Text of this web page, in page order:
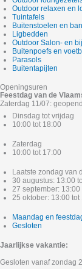
Outdoor relaxen en
Tuintafels
Buitenstoelen en
Ligbedden
Outdoor Salon- en
Buitenpoefs en
Parasols
Buitentapijten
Openingsuren
Feestdag van de
Zaterdag 11/07:
Dinsdag tot vrijdag
10:00 tot 18:00
Zaterdag
10:00 tot 17:00
Laatste zondag van
30 augustus: 13:00
27 september: 13:00
25 oktober: 13:00 tot
Maandag en
Gesloten
Jaarlijkse vakantie:
Gesloten vanaf zondag